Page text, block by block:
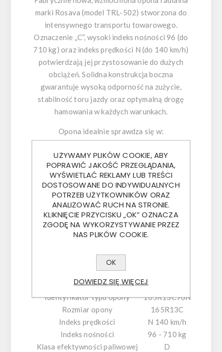
marki Rosava (model TRL-502) stworzona do
intensywnego transportu towarowego.
Oznaczenie „C”, wysoki indeks nośności96 (do
710 kg) oraz indeks prędkości N (do 140 km/h)
potwierdzają jej przystosowanie do dużych
obciążeń. Solidna konstrukcja boczna
gwarantuje wysoką odporność na zużycie,
stabilność toru jazdy oraz optymalną drogę
hamowania w każdych warunkach.
Opona idealnie sprawdza się w:
przyczepach towarowych (jedno- i
dwuosiowych),
lekkich lawetach i przyczepach
podłodziowych,
przyczepach budowlanych i
specjalistycznych.
Marka
Bieżnik
Identyfikator typu opony
165R13C96N
Rozmiar opony
165R13C
Indeks prędkości
N 140 km/h
Indeks nośności
96 - 710 kg
Klasa efektywności paliwowej
D
UŻYWAMY PLIKÓW COOKIE, ABY
POPRAWIĆ JAKOŚĆ PRZEGLĄDANIA,
WYŚWIETLAĆ REKLAMY LUB TREŚCI
DOSTOSOWANE DO INDYWIDUALNYCH
POTRZEB UŻYTKOWNIKÓW ORAZ
ANALIZOWAĆ RUCH NA STRONIE.
KLIKNIĘCIE PRZYCISKU „OK” OZNACZA
ZGODĘ NA WYKORZYSTYWANIE PRZEZ
NAS PLIKÓW COOKIE.
OK
DOWIEDZ SIĘ WIĘCEJ